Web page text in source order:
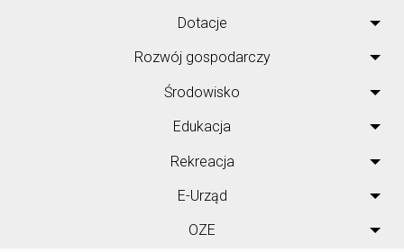
Dotacje
Rozwój gospodarczy
Środowisko
Edukacja
Rekreacja
E-Urząd
OZE